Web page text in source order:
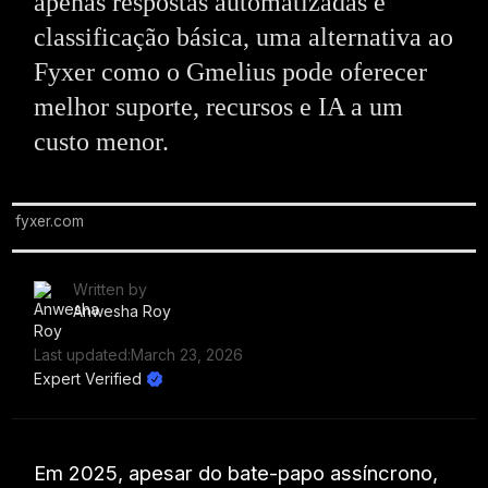
classificação básica, uma alternativa ao
Fyxer como o Gmelius pode oferecer
melhor suporte, recursos e IA a um
custo menor.
fyxer.com
Written by
Anwesha Roy
Last updated:March 23, 2026
Expert Verified
Em 2025, apesar do bate-papo assíncrono,